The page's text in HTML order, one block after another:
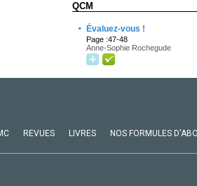
QCM
· Évaluez-vous !
Page :47-48
Anne-Sophie Rochegude
REVUES LIVRES NOS FORMULES